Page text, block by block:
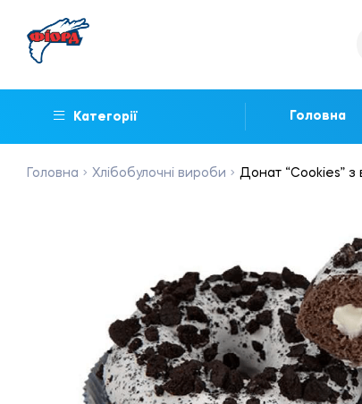
Категорії Головна
Головна Хлібобулочні вироби Донат “Cookies” з